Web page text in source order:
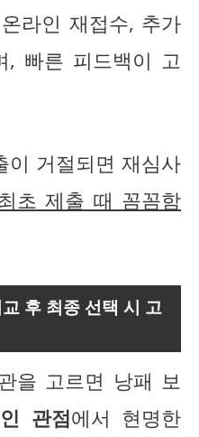
라인 재접수, 추가
, 빠른 피드백이 고
이 거절되면 재심사
최초 제출 때 꼼꼼함
후 최종 선택 시 고
을 고르면 낭패 보
관점에서 현명한